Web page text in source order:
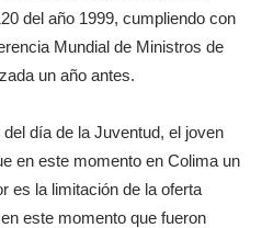
del año 1999, cumpliendo con
Mundial de Ministros de
un año antes.
día de la Juventud, el joven
en este momento en Colima un
es la limitación de la oferta
este momento que fueron